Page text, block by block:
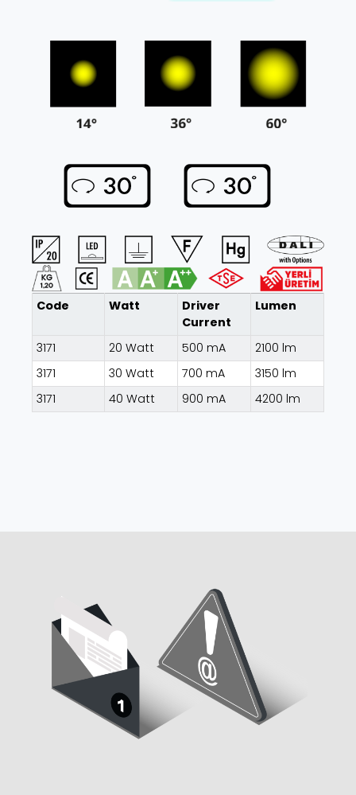
Code Watt
Driver
Current
Lumen
3171 20 Watt 500 mA
2100 lm
3171
30 Watt 700 mA
3150 lm
3171
40 Watt 900 mA 4200 lm